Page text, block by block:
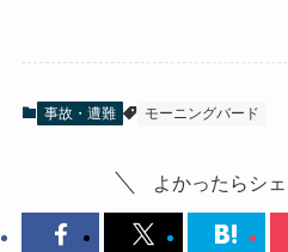
事故・遭難 モーニングバード
よかったらシ